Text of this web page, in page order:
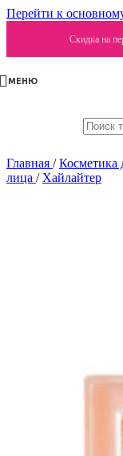
Перейти к
Скидка на
МЕНЮ
Главная / Косметика
лица / Хайлайтер